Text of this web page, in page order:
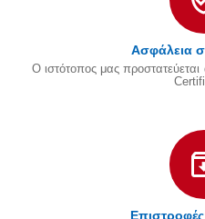
Ασφάλεια
Ο ιστότοπος μας